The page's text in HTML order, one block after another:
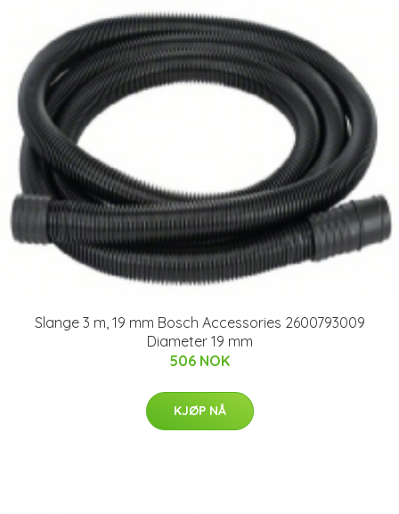
Slange 3 m, 19 mm Bosch Accessories 2600793009
Diameter 19 mm
506 NOK
KJØP NÅ